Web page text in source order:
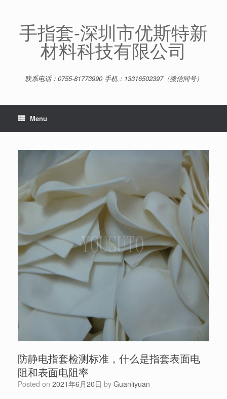
content手指套-深圳市优斯特新
材料科技有限公司
联系电话：0755-81773990 手机：13316502397（微信同号）
Menu
防静电指套检测标准，什么是指套表面电
阻和表面电阻率
Posted on 2021年6月20日 by Guanliyuan